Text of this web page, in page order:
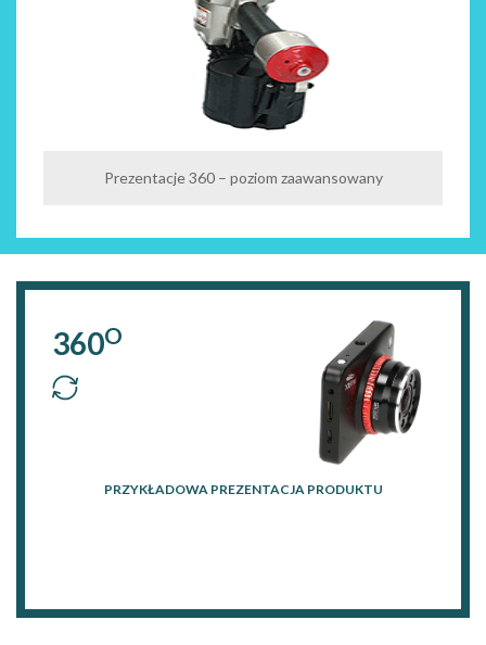
Prezentacje 360 – poziom zaawansowany
360O
PRZYKŁADOWA PREZENTACJA PRODUKTU